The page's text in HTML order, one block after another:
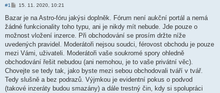
#1
P
í
p
ě
e
k
15. 11. 2020, 10:21
Bazar je na Astro-fóru jakýsi doplněk. Fórum není aukční portál a nemá
žádné funkcionality toho typu, ani je nikdy mít nebude. Jde pouze o
možnost vložení inzerce. Při obchodování se prosím držte níže
uvedených pravidel. Moderátoři nejsou soudci, férovost obchodu je pouze
mezi Vámi, uživateli. Moderátoři vaše soukromé spory ohledně
obchodování řešit nebudou (ani nemohou, je to vaše privátní věc).
Chovejte se tedy tak, jako byste mezi sebou obchodovali tváří v tvář.
Tedy slušně a bez podrazů. Výjmkou je evidentní pokus o podvod
(takové inzeráty budou smazány) a dále trestný čin, kdy si spolupráci